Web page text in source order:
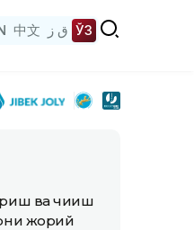
中文 ق ز ЎЗ
ва чиқиш
жорий